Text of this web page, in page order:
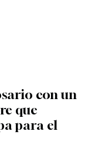
con un
que
para el